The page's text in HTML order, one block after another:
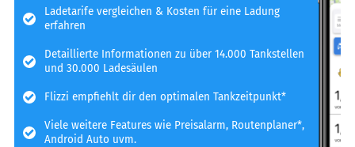
Ladetarife vergleichen & Kosten für eine Ladung
erfahren
Detaillierte Informationen zu über 14.000 Tankstellen
und 30.000 Ladesäulen
Flizzi empfiehlt dir den optimalen Tankzeitpunkt*
Viele weitere Features wie Preisalarm, Routenplaner*,
Android Auto uvm.